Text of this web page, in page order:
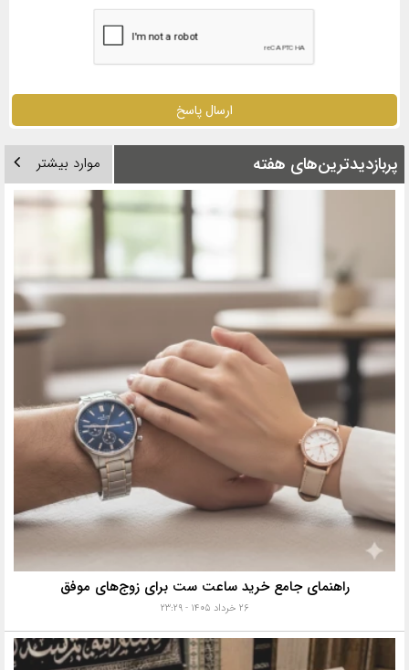
ارسال پاسخ
پربازدیدترین‌های هفته موارد بیشتر
راهنمای جامع خرید ساعت ست برای زوج‌های موفق
۲۶ خرداد ۱۴۰۵ - ۲۳:۲۹